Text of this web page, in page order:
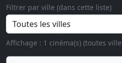
Filtrer par ville (dans cette liste)
Affichage : 1 cinéma(s) (toutes